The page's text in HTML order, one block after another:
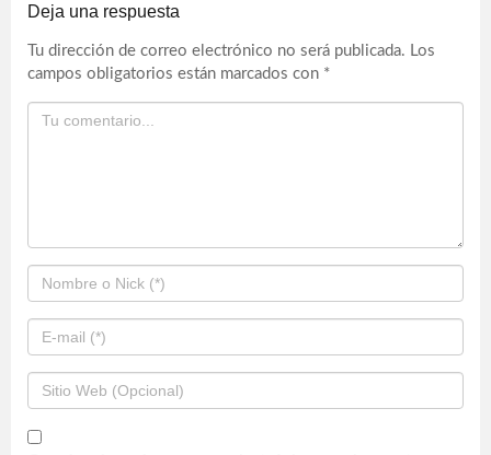
Deja una respuesta
Tu dirección de correo electrónico no será publicada. Los
campos obligatorios están marcados con *